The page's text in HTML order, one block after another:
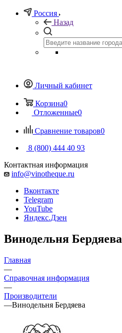
Россия
Назад
Личный кабинет
Корзина0
Отложенные0
Сравнение товаров0
8 (800) 444 40 93
Контактная информация
info@vinotheque.ru
Вконтакте
Telegram
YouTube
Яндекс.Дзен
Винодельня Бердяева
Главная
—
Справочная информация
—
Производители
—Винодельня Бердяева